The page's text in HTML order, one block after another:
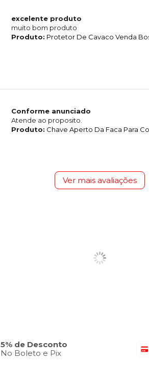
excelente produto
muito bom produto
Produto: Protetor De Cavaco Venda
Conforme anunciado
Atende ao proposito.
Produto: Chave Aperto Da Faca Para
Ver mais avaliações
5% de Desconto
No Boleto e Pix